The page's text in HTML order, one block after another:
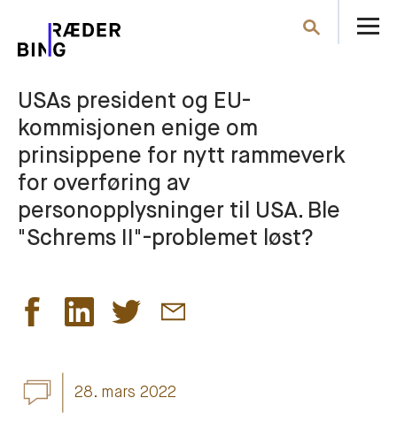
Søk
USAs president og EU-
kommisjonen enige om
prinsippene for nytt rammeverk
for overføring av
personopplysninger til USA. Ble
"Schrems II"-problemet løst?
28. mars 2022